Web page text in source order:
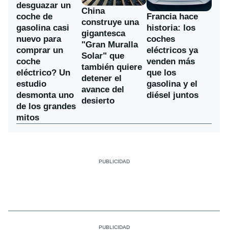
desguazar un
coche de
gasolina casi
nuevo para
comprar un
coche
eléctrico? Un
estudio
desmonta uno
de los grandes
mitos
China
construye una
gigantesca
"Gran Muralla
Solar" que
también quiere
detener el
avance del
desierto
Francia hace
historia: los
coches
eléctricos ya
venden más
que los
gasolina y el
diésel juntos